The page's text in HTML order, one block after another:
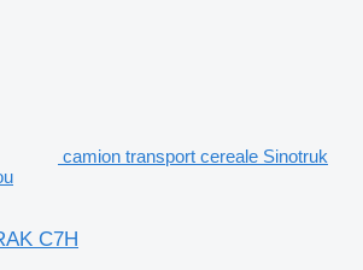
camion transport cereale Sinotruk
C7H